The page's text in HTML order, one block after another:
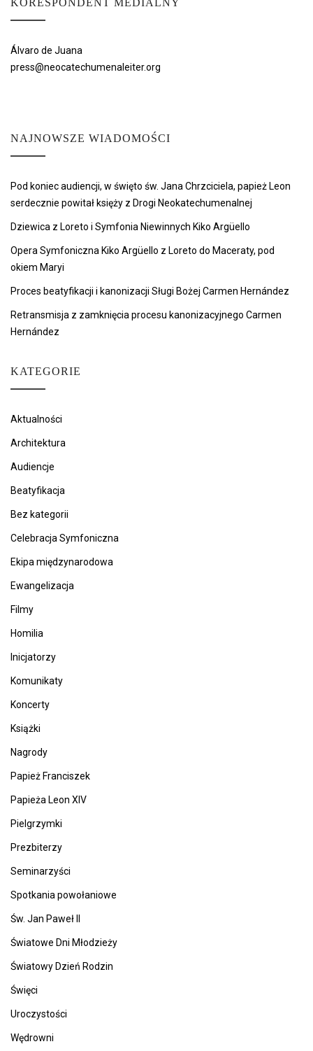
KORESPONDENT MEDIALNY
Álvaro de Juana
press@neocatechumenaleiter.org
NAJNOWSZE WIADOMOŚCI
Pod koniec audiencji, w święto św. Jana Chrzciciela, papież Leon
serdecznie powitał księży z Drogi Neokatechumenalnej
Dziewica z Loreto i Symfonia Niewinnych Kiko Argüello
Opera Symfoniczna Kiko Argüello z Loreto do Maceraty, pod
okiem Maryi
Proces beatyfikacji i kanonizacji Sługi Bożej Carmen Hernández
Retransmisja z zamknięcia procesu kanonizacyjnego Carmen
Hernández
KATEGORIE
Aktualności
Architektura
Audiencje
Beatyfikacja
Bez kategorii
Celebracja Symfoniczna
Ekipa międzynarodowa
Ewangelizacja
Filmy
Homilia
Inicjatorzy
Komunikaty
Koncerty
Książki
Nagrody
Papież Franciszek
Papieża Leon XIV
Pielgrzymki
Prezbiterzy
Seminarzyści
Spotkania powołaniowe
Św. Jan Paweł II
Światowe Dni Młodzieży
Światowy Dzień Rodzin
Święci
Uroczystości
Wędrowni